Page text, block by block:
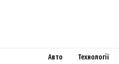
Авто Технології